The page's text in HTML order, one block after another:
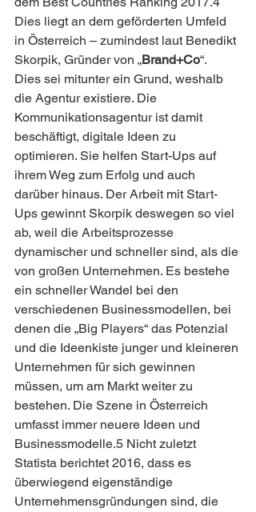
Dies liegt an dem geförderten Umfeld
in Österreich – zumindest laut Benedikt
Skorpik, Gründer von „Brand+Co“.
Dies sei mitunter ein Grund, weshalb
die Agentur existiere. Die
Kommunikationsagentur ist damit
beschäftigt, digitale Ideen zu
optimieren. Sie helfen Start-Ups auf
ihrem Weg zum Erfolg und auch
darüber hinaus. Der Arbeit mit Start-
Ups gewinnt Skorpik deswegen so viel
ab, weil die Arbeitsprozesse
dynamischer und schneller sind, als die
von großen Unternehmen. Es bestehe
ein schneller Wandel bei den
verschiedenen Businessmodellen, bei
denen die „Big Players“ das Potenzial
und die Ideenkiste junger und kleineren
Unternehmen für sich gewinnen
müssen, um am Markt weiter zu
bestehen. Die Szene in Österreich
umfasst immer neuere Ideen und
Businessmodelle.5 Nicht zuletzt
Statista berichtet 2016, dass es
überwiegend eigenständige
Unternehmensgründungen sind, die